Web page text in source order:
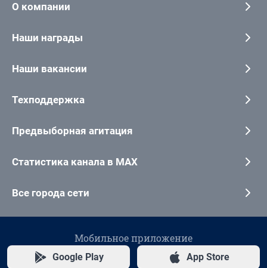
О компании
Наши награды
Наши вакансии
Техподдержка
Предвыборная агитация
Статистика канала в MAX
Все города сети
Мобильное приложение
Google Play App Store